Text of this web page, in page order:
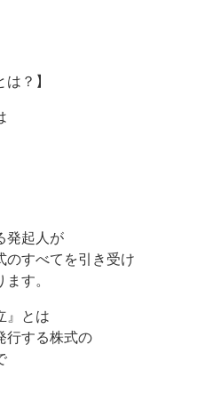
？】
発起人が
すべてを引き受け
す。
』とは
行する株式の